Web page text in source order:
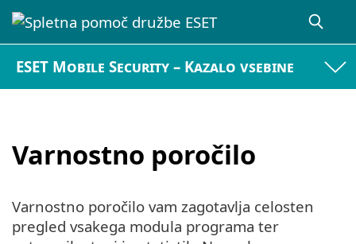
ESET Mobile Security – Kazalo vsebine
Varnostno poročilo
Varnostno poročilo vam zagotavlja celosten
pregled vsakega modula programa ter